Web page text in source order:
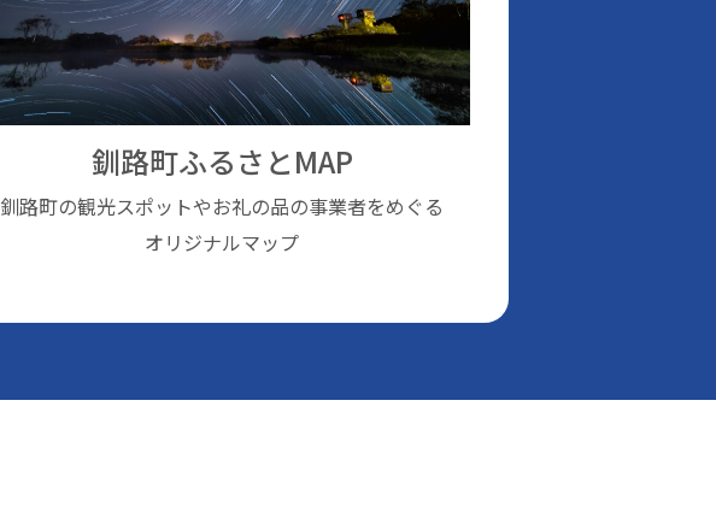
釧路町ふるさとMAP
釧路町の観光スポットやお礼の品の事業者をめぐる
オリジナルマップ